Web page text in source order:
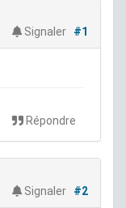
Signaler
#1
Répondre
Signaler
#2